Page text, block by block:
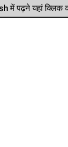
में पढ़ने यहां